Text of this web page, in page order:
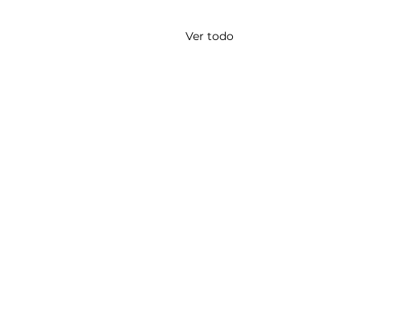
Ver todo